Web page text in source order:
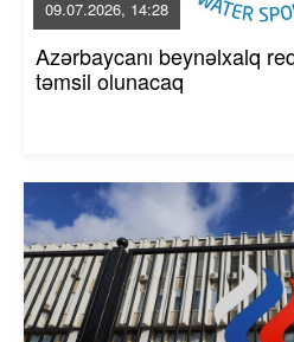
09.07.2026, 14:28
Azərbaycanı beynəlxalq
təmsil olunacaq